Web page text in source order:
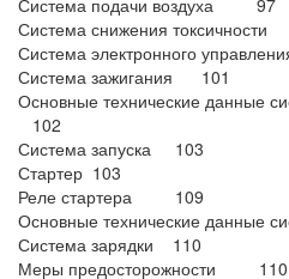
Система подачи воздуха 97
Система снижения
Система электронного
Система зажигания 101
Основные технические данные
102
Система запуска 103
Стартер 103
Реле стартера 109
Основные технические данные
Система зарядки 110
Меры предосторожности 110